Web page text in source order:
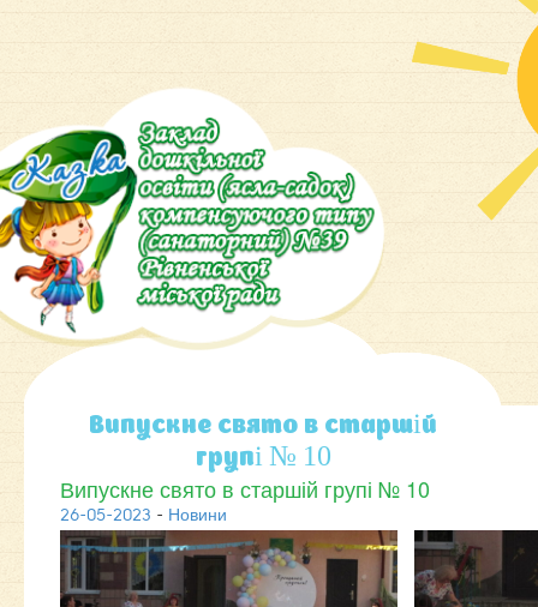
Випускне свято в старшій
групі № 10
Випускне свято в старшій групі № 10
26-05-2023 - Новини